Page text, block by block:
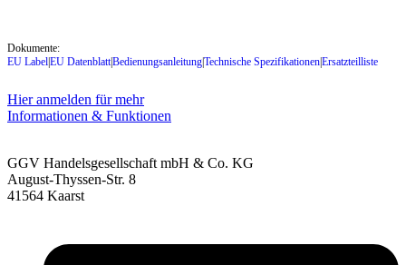
Dokumente:
EU Label|EU Datenblatt|Bedienungsanleitung|Technische Spezifikationen|Ersatzteilliste
Hier anmelden für mehr
Informationen & Funktionen
GGV Handelsgesellschaft mbH & Co. KG
August-Thyssen-Str. 8
41564 Kaarst